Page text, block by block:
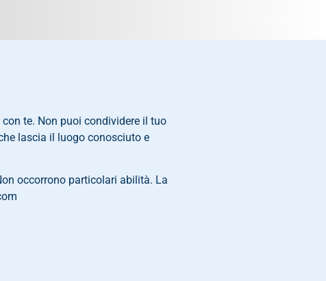
te. Non puoi condividere il tuo
lascia il luogo conosciuto e
occorrono particolari abilità. La